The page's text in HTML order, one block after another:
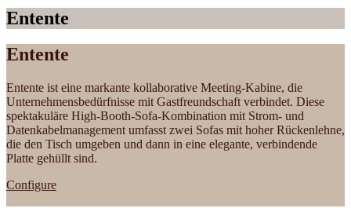
Entente
Entente
Entente ist eine markante kollaborative Meeting-Kabine, die
Unternehmensbedürfnisse mit Gastfreundschaft verbindet. Diese
spektakuläre High-Booth-Sofa-Kombination mit Strom- und
Datenkabelmanagement umfasst zwei Sofas mit hoher Rückenlehne,
die den Tisch umgeben und dann in eine elegante, verbindende
Platte gehüllt sind.
Configure